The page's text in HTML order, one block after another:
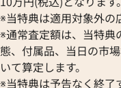
※当特典は適用対象外の
※通常査定額は、当特典
態、付属品、当日の市
いて算定します。
※当特典は予告なく終了